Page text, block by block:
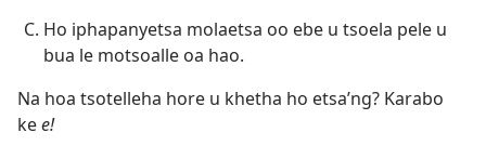
Ho iphapanyetsa molaetsa oo ebe u tsoela pele u
bua le motsoalle oa hao.
Na hoa tsotelleha hore u khetha ho etsa’ng? Karabo
kee!